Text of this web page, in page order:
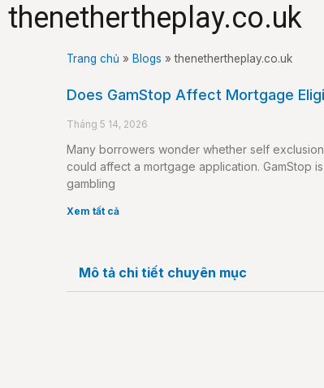
thenethertheplay.co.uk
Trang chủ » Blogs »thenethertheplay.co.uk
Does GamStop Affect Mortgage
Tháng 5 14, 2026
Many borrowers wonder whether self
could affect a mortgage application. GamStop
gambling
Xem tất cả
Mô tả chi tiết chuyên mục